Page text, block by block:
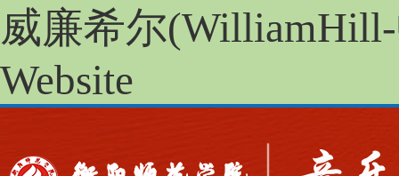
威廉希尔
Website